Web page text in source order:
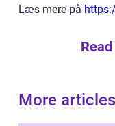
Læs mere på
More articles